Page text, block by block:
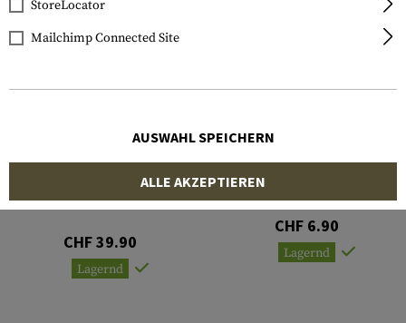
PAW S Rigging Plate
CHF 39.90
Lagernd
NITE IZE
CamJam Cord Tightener
CHF 6.90
Lagernd
StoreLocator
Mailchimp Connected Site
AUSWAHL SPEICHERN
ALLE AKZEPTIEREN